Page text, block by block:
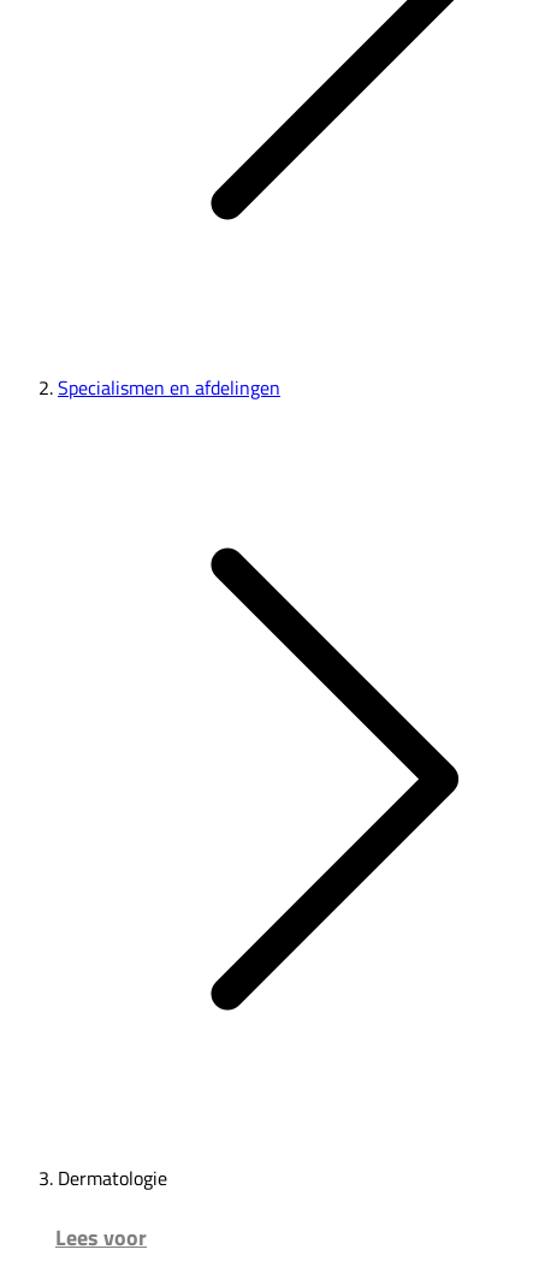
Specialismen en afdelingen
Dermatologie
Lees voor